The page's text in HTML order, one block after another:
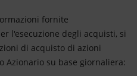
fornite
l'esecuzione degli acquisti, si
di acquisto di azioni
Azionario su base giornaliera: